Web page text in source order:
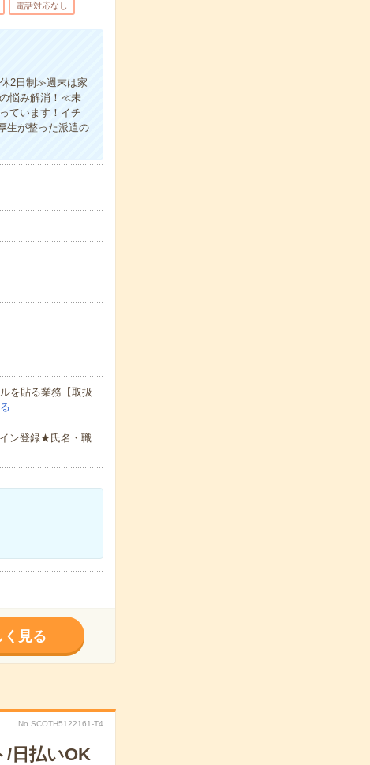
電話対応なし
2日制≫週末は家
悩み解消！≪未
ています！イチ
生が整った派遣の
を貼る業務【取扱
ン登録★氏名・職
く見る
No.SCOTH5122161-T4
/日払いOK